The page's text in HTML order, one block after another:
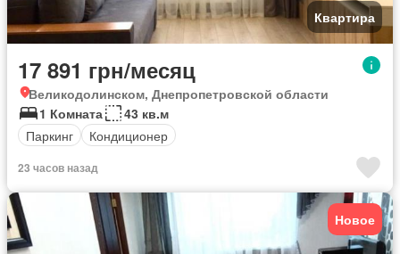
Квартира
17 891 грн/месяц
Великодолинском, Днепропетровской области
1 Комната
43 кв.м
Паркинг
Кондиционер
23 часов назад
Новое